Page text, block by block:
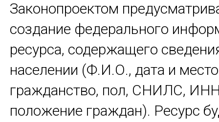
Законопроектом
создание федерального
ресурса, содержащего
населении (Ф.И.О., дата и
гражданство, пол, СНИЛС,
положение граждан). Ресурс